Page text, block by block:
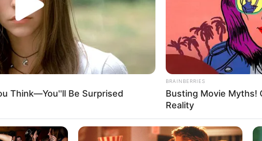
0067
, com 5 aparições em 19.
em01/07/1987(Federal, 5º prêmio).
(há cerca de 8 anos de silêncio), entre 01/07/1987 e 17/03/1995.
9 dias, entre 30/05/2010 e 08/06/2010.
e 2010, com 2 aparições.